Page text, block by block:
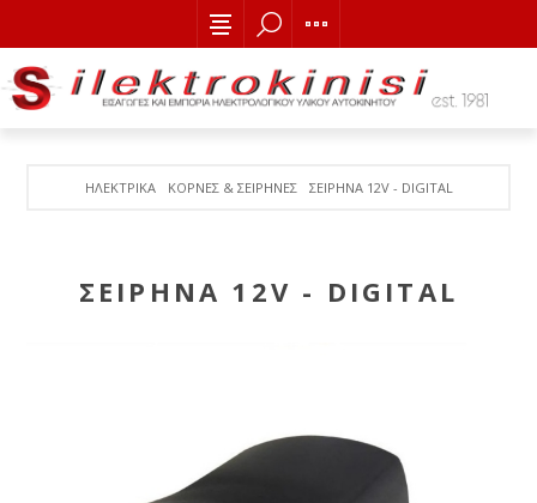
ΗΛΕΚΤΡΙΚΑ ΚΟΡΝΕΣ & ΣΕΙΡΗΝΕΣ ΣΕΙΡΗΝΑ 12V - DIGITAL
ΣΕΙΡΗΝΑ 12V - DIGITAL